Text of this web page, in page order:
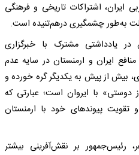
ایران، اشتراکات تاریخی و فرهنگی
به‌طور چشمگیری درهم‌تنیده است.
در یادداشتی مشترک با خبرگزاری
ایران و ارمنستان در سایه عدم‌
بیش از پیش به یکدیگر گره خورده و
دوستی» با ایروان است؛ عبارتی که
پیوندهای خود با ارمنستان
بر نقش‌آفرینی بیشتر